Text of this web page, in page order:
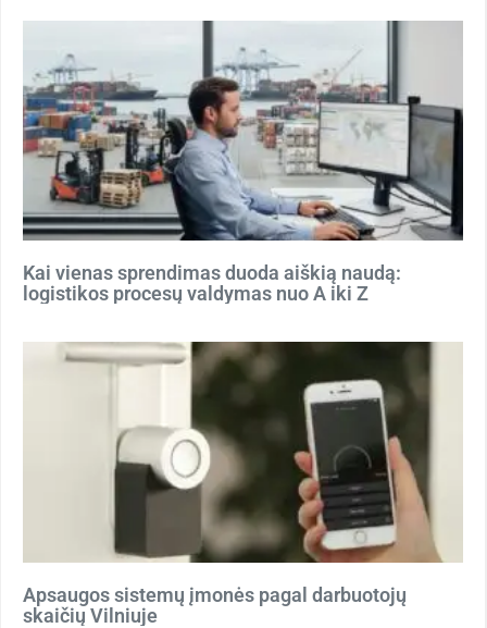
Kai vienas sprendimas duoda aiškią naudą:
logistikos procesų valdymas nuo A iki Z
Apsaugos sistemų įmonės pagal darbuotojų
skaičių Vilniuje